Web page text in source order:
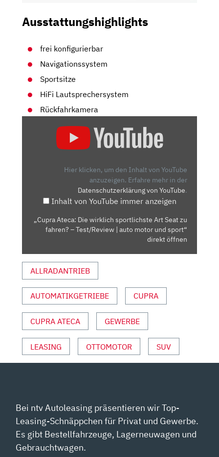
Ausstattungshighlights
frei konfigurierbar
Navigationssystem
Sportsitze
HiFi Lautsprechersystem
Rückfahrkamera
SPORTLICHSTE
FAHREN?
AUTO
MOTOR
UND
SPORT“
YOUTUBE
ANZEIGEN
Hier klicken, um den Inhalt von YouTube
anzuzeigen. Erfahre mehr in der
Datenschutzerklärung von YouTube.
Inhalt von YouTube immer anzeigen
„Cupra Ateca: Die wirklich sportlichste Art Seat zu
fahren? – Test/Review | auto motor und sport“
direkt öffnen
ALLRADANTRIEB
AUTOMATIKGETRIEBE CUPRA
CUPRA ATECA GEWERBE
LEASING OTTOMOTOR SUV
Bei ntv Autoleasing präsentieren wir Top-
Leasing-Schnäppchen für Privat und Gewerbe.
Es gibt Bestellfahrzeuge, Lagerneuwagen und
Gebrauchtwagen.